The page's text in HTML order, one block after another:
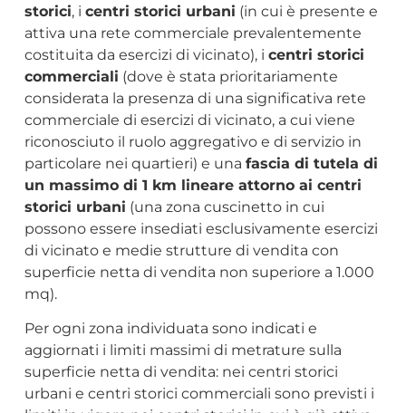
storici, i centri storici urbani (in cui è presente e
attiva una rete commerciale prevalentemente
costituita da esercizi di vicinato), i centri storici
commerciali (dove è stata prioritariamente
considerata la presenza di una significativa rete
commerciale di esercizi di vicinato, a cui viene
riconosciuto il ruolo aggregativo e di servizio in
particolare nei quartieri) e una fascia di tutela di
un massimo di 1 km lineare attorno ai centri
storici urbani (una zona cuscinetto in cui
possono essere insediati esclusivamente esercizi
di vicinato e medie strutture di vendita con
superficie netta di vendita non superiore a 1.000
mq).
Per ogni zona individuata sono indicati e
aggiornati i limiti massimi di metrature sulla
superficie netta di vendita: nei centri storici
urbani e centri storici commerciali sono previsti i